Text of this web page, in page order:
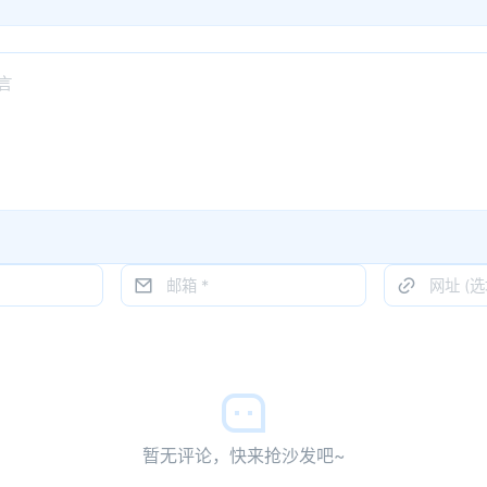
暂无评论，快来抢沙发吧~